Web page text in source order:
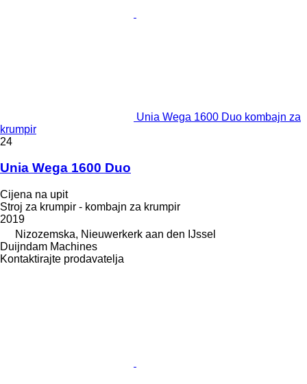
Unia Wega 1600 Duo kombajn za
krumpir
24
Unia Wega 1600 Duo
Cijena na upit
Stroj za krumpir - kombajn za krumpir
2019
Nizozemska, Nieuwerkerk aan den IJssel
Duijndam Machines
Kontaktirajte prodavatelja